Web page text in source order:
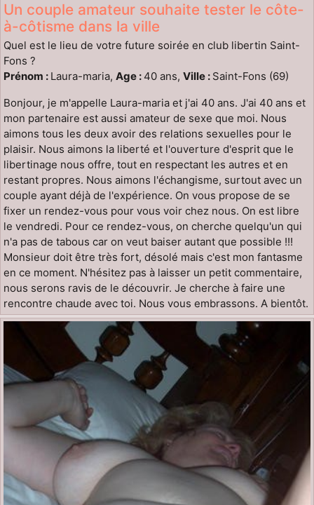
Un couple amateur souhaite tester le côte-
à-côtisme dans la ville
Quel est le lieu de votre future soirée en club libertin Saint-
Fons ?
Prénom : Laura-maria, Age : 40 ans, Ville : Saint-Fons (69)
Bonjour, je m'appelle Laura-maria et j'ai 40 ans. J'ai 40 ans et
mon partenaire est aussi amateur de sexe que moi. Nous
aimons tous les deux avoir des relations sexuelles pour le
plaisir. Nous aimons la liberté et l'ouverture d'esprit que le
libertinage nous offre, tout en respectant les autres et en
restant propres. Nous aimons l'échangisme, surtout avec un
couple ayant déjà de l'expérience. On vous propose de se
fixer un rendez-vous pour vous voir chez nous. On est libre
le vendredi. Pour ce rendez-vous, on cherche quelqu'un qui
n'a pas de tabous car on veut baiser autant que possible !!!
Monsieur doit être très fort, désolé mais c'est mon fantasme
en ce moment. N'hésitez pas à laisser un petit commentaire,
nous serons ravis de le découvrir. Je cherche à faire une
rencontre chaude avec toi. Nous vous embrassons. A bientôt.